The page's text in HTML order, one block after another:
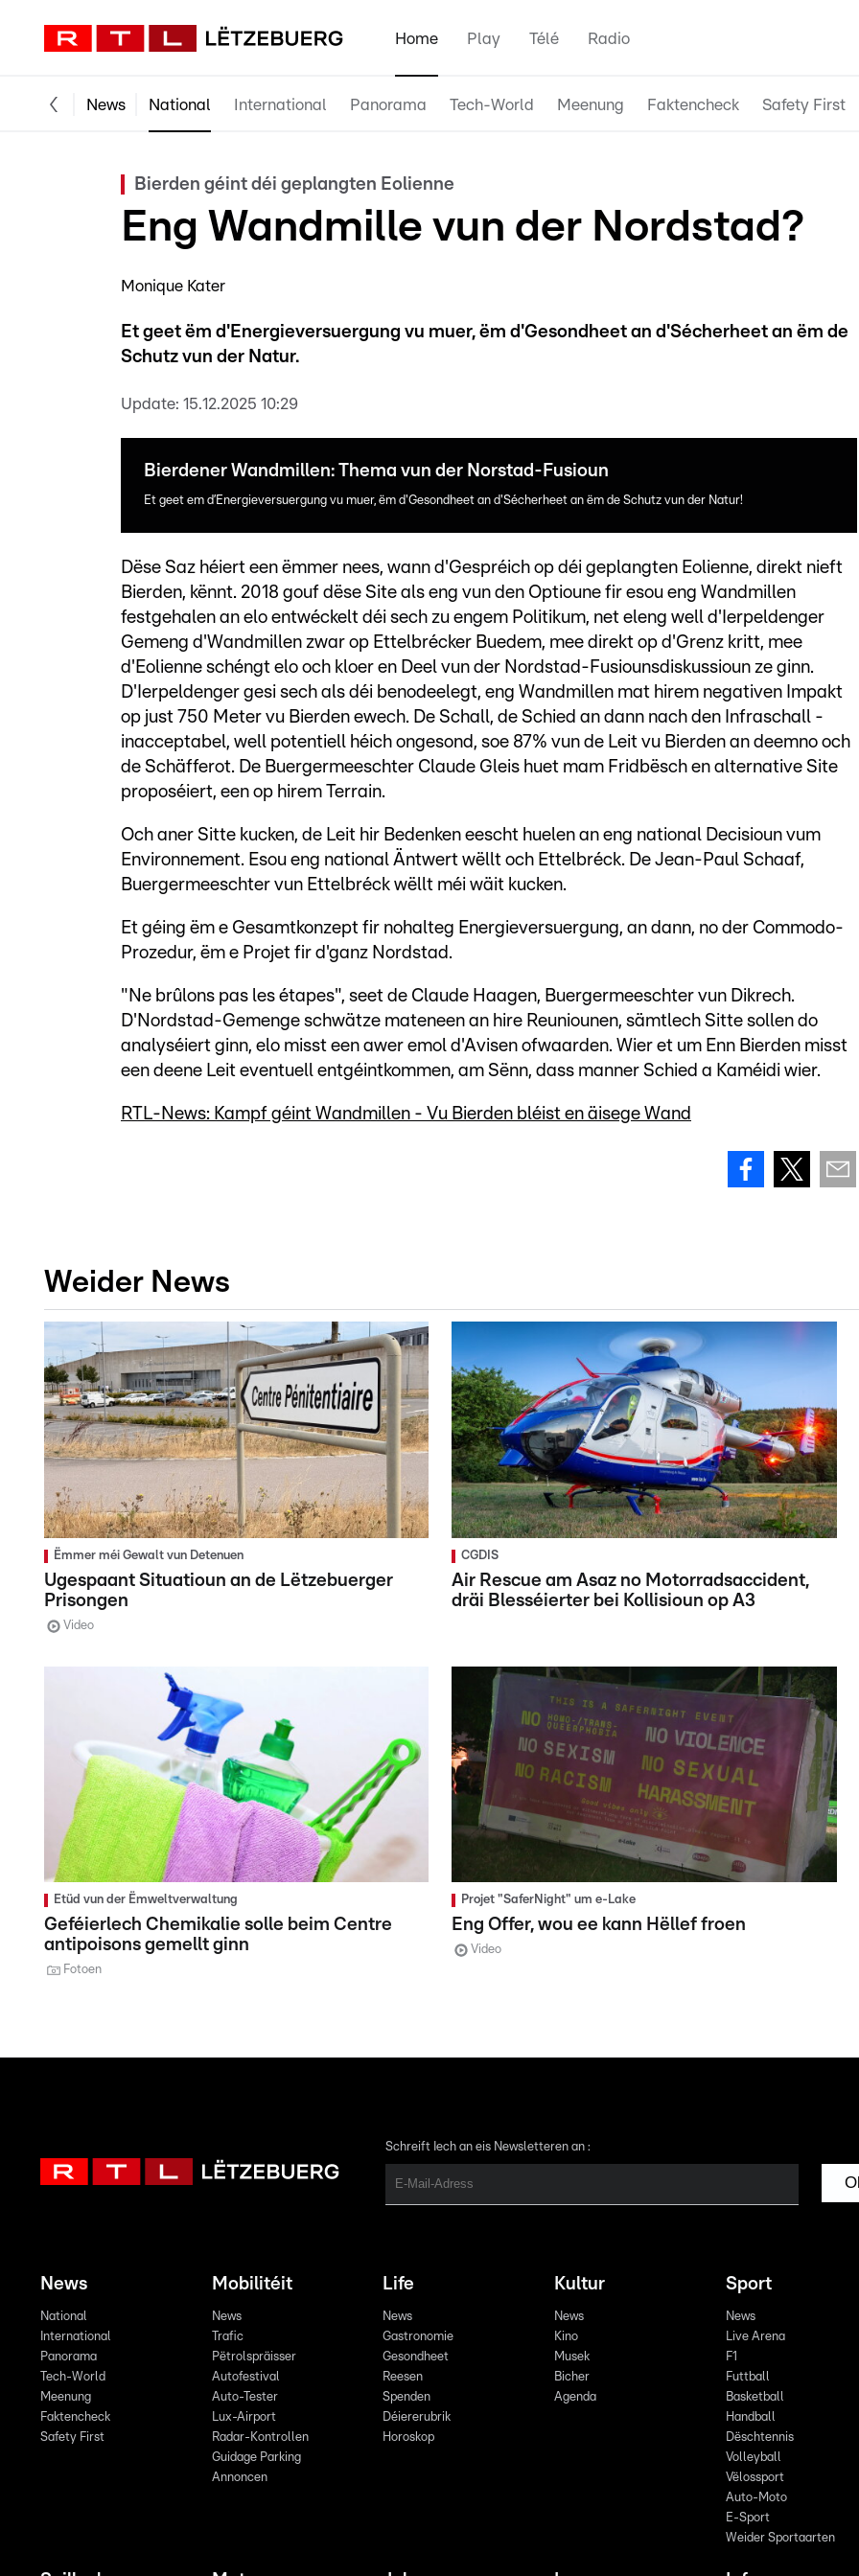
Home Play Télé Radio
News National International Panorama Tech-World Meenung Faktencheck Safety First
Bierden géint déi geplangten Eolienne
Eng Wandmille vun der Nordstad?
Monique Kater
Et geet ëm d'Energieversuergung vu muer, ëm d'Gesondheet an d'Sécherheet an ëm de
Schutz vun der Natur.
Update: 15.12.2025 10:29
Bierdener Wandmillen: Thema vun der Norstad-Fusioun
Et geet em d’Energieversuergung vu muer, ëm d'Gesondheet an d'Sécherheet an ëm de Schutz vun der Natur!
Dëse Saz héiert een ëmmer nees, wann d'Gespréich op déi geplangten Eolienne, direkt nieft
Bierden, kënnt. 2018 gouf dëse Site als eng vun den Optioune fir esou eng Wandmillen
festgehalen an elo entwéckelt déi sech zu engem Politikum, net eleng well d'Ierpeldenger
Gemeng d'Wandmillen zwar op Ettelbrécker Buedem, mee direkt op d'Grenz kritt, mee
d'Eolienne schéngt elo och kloer en Deel vun der Nordstad-Fusiounsdiskussioun ze ginn.
D'Ierpeldenger gesi sech als déi benodeelegt, eng Wandmillen mat hirem negativen Impakt
op just 750 Meter vu Bierden ewech. De Schall, de Schied an dann nach den Infraschall -
inacceptabel, well potentiell héich ongesond, soe 87% vun de Leit vu Bierden an deemno och
de Schäfferot. De Buergermeeschter Claude Gleis huet mam Fridbësch en alternative Site
proposéiert, een op hirem Terrain.
Och aner Sitte kucken, de Leit hir Bedenken eescht huelen an eng national Decisioun vum
Environnement. Esou eng national Äntwert wëllt och Ettelbréck. De Jean-Paul Schaaf,
Buergermeeschter vun Ettelbréck wëllt méi wäit kucken.
Et géing ëm e Gesamtkonzept fir nohalteg Energieversuergung, an dann, no der Commodo-
Prozedur, ëm e Projet fir d'ganz Nordstad.
"Ne brûlons pas les étapes", seet de Claude Haagen, Buergermeeschter vun Dikrech.
D'Nordstad-Gemenge schwätze mateneen an hire Reuniounen, sämtlech Sitte sollen do
analyséiert ginn, elo misst een awer emol d'Avisen ofwaarden. Wier et um Enn Bierden misst
een deene Leit eventuell entgéintkommen, am Sënn, dass manner Schied a Kaméidi wier.
RTL-News: Kampf géint Wandmillen - Vu Bierden bléist en äisege Wand
Weider News
Ëmmer méi Gewalt vun Detenuen
Ugespaant Situatioun an de Lëtzebuerger
Prisongen
Video
CGDIS
Air Rescue am Asaz no Motorradsaccident,
dräi Blesséierter bei Kollisioun op A3
Etüd vun der Ëmweltverwaltung
Geféierlech Chemikalie solle beim Centre
antipoisons gemellt ginn
Fotoen
Projet "SaferNight" um e-Lake
Eng Offer, wou ee kann Hëllef froen
Video
Schreift Iech an eis Newsletteren an :
News
National
International
Panorama
Tech-World
Meenung
Faktencheck
Safety First
Mobilitéit
News
Trafic
Pëtrolspräisser
Autofestival
Auto-Tester
Lux-Airport
Radar-Kontrollen
Guidage Parking
Annoncen
Life
News
Gastronomie
Gesondheet
Reesen
Spenden
Déiererubrik
Horoskop
Kultur
News
Kino
Musek
Bicher
Agenda
Sport
News
Live Arena
F1
Futtball
Basketball
Handball
Dëschtennis
Volleyball
Vëlossport
Auto-Moto
E-Sport
Weider Sportaarten